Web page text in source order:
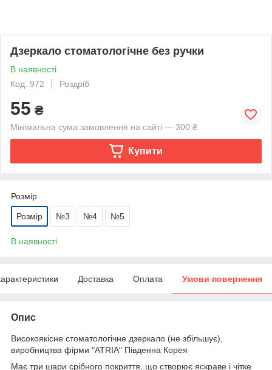
Дзеркало стоматологічне без ручки
В наявності
Код: 972
Роздріб
55 ₴
Мінімальна сума замовлення на сайті — 300 ₴
Купити
Розмір
Розмір №3 №4 №5
В наявності
Доставка Оплата Умови повернення
Опис
Високоякісне стоматологічне дзеркало (не збільшує),
виробництва фірми "ATRIA" Південна Корея
Має три шари срібного покриття, що створює яскраве і чітке